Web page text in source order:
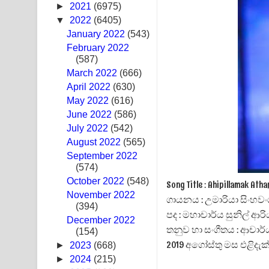
Ras Balan Song Lyrics - රැස් බලන් ගීතයේ පද පෙළ
Hoda sihiyen Song Lyrics - හොද සිහියෙන් ගීතයේ පද
Pa Sina Song Lyrics - පෑ සිනා ගීතයේ පද පෙළ
Pemwanthiye Song Lyrics - පෙම්වන්තියේ ගීතයේ පද
Manobhawa Song Lyrics - මනෝභව ගීතයේ පද පෙළ
Raawaya Song Lyrics - රාවය ගීතයේ පද පෙළ
Saddeta Denna Song Lyrics - සද්දෙට දෙන්න ගීතයේ
Kaalaya Song Lyrics - කාලය ගීතයේ පද පෙළ
Aramuna Song Lyrics - අරමුණ ගීතයේ පද පෙළ
► 2021 (6975)
▼ 2022 (6405)
January 2022 (543)
February 2022
(587)
March 2022 (666)
April 2022 (630)
May 2022 (616)
June 2022 (586)
July 2022 (542)
August 2022 (565)
September 2022
(574)
October 2022 (548)
November 2022
(394)
December 2022
(154)
► 2023 (668)
► 2024 (215)
Song Title : Ahipillamak
ගායනය : උමාරියා
පද : මහාචාර්ය සුනිල්
තනුව හා සංගීතය :
2019 අගෝස්තු මස